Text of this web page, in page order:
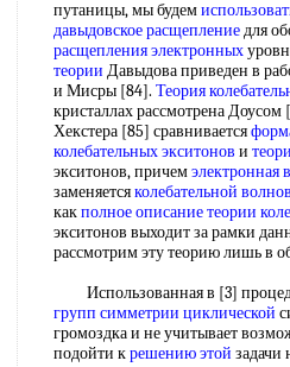
путаницы, мы будем
давыдовское расщеплениедля
расщепления электронных
теории Давыдова приведен в
и Мисры [84]. Теория
кристаллах рассмотрена Доусом
Хекстера [85] сравнивается
колебательных экситонов и
экситонов, причемэлектронная
заменяетсяколебательной
какполное описаниетеории
экситонов выходит за рамки
рассмотрим эту теорию лишь в
Использованная в [3]
групп симметрии циклической
громоздка и не учитывает
подойти крешению этой задачи